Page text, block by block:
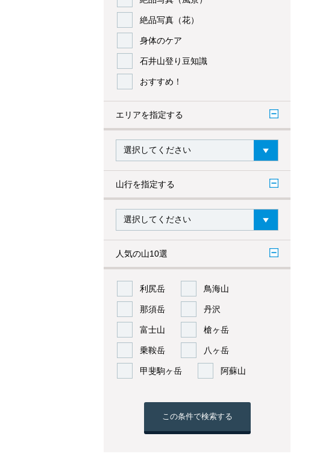
絶品写真（花）
身体のケア
石井山登り豆知識
おすすめ！
エリアを指定する
山行を指定する
人気の山10選
利尻岳 鳥海山
那須岳 丹沢
富士山 槍ヶ岳
乗鞍岳 八ヶ岳
甲斐駒ヶ岳 阿蘇山
この条件で検索する